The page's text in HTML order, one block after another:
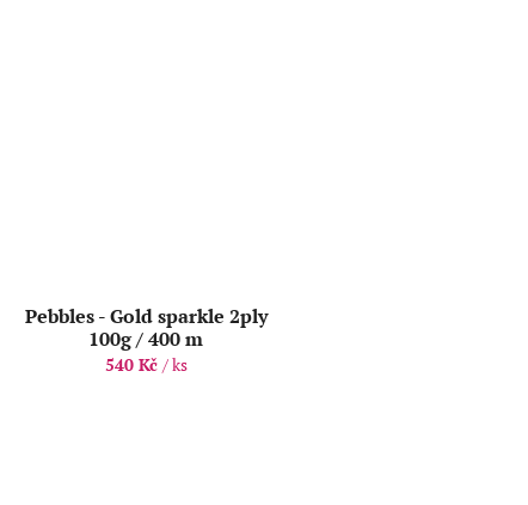
Pebbles - Gold sparkle 2ply
100g / 400 m
540 Kč / ks